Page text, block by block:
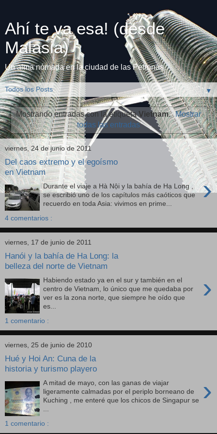
Ahí te va esa! (desde
Malasia)
Un alma nómada en la ciudad de las Petronas
▼
Mostrando entradas con la etiquetaVietnam. Mostrar
todas las entradas
viernes, 24 de junio de 2011
Del caos extremo y el egoísmo
en Vietnam
›
Durante el viaje a Hà Nội y la bahía de Hạ Long ,
se escribió uno de los capítulos más caóticos que
recuerdo en toda Asia: vivimos en prime...
4 comentarios :
viernes, 17 de junio de 2011
Hanói y la bahía de Ha Long: la
belleza del norte de Vietnam
›
Habiendo estado ya en el sur y también en el
centro de Vietnam, lo único que me quedaba por
ver es la zona norte, que siempre he oído que
es...
1 comentario :
viernes, 25 de junio de 2010
Hué y Hoi An: Cuna de la
historia y turismo playero
›
A mitad de mayo, con las ganas de viajar
ligeramente calmadas por el periplo borneano de
Kuching , me enteré que los chicos de Singapur se
1 comentario :